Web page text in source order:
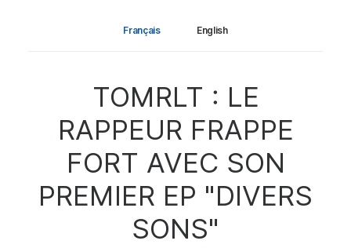
Français English
TOMRLT : LE
RAPPEUR FRAPPE
FORT AVEC SON
PREMIER EP "DIVERS
SONS"